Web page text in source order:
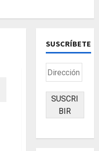
SUSCRÍBETE
Dirección
de
correo
electrónico
SUSCRI
BIR